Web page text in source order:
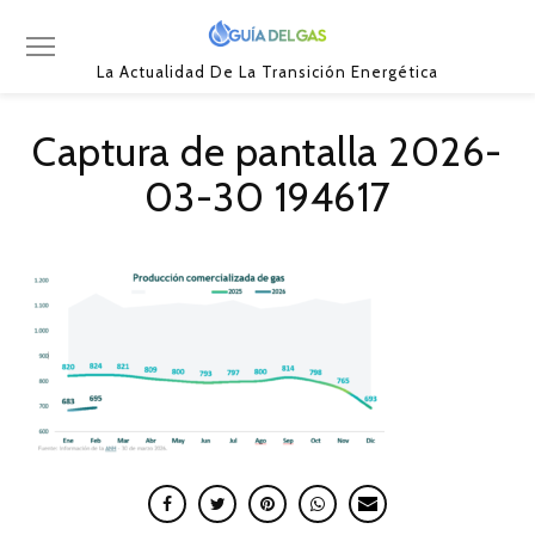
La Actualidad De La Transición Energética
Captura de pantalla 2026-
03-30 194617